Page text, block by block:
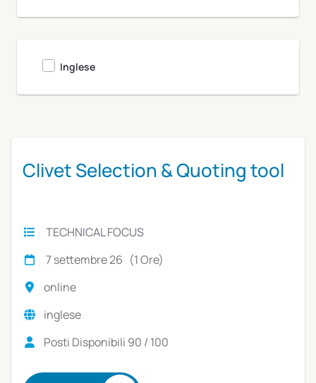
Inglese
Clivet Selection & Quoting tool
TECHNICAL FOCUS
7 settembre 26 (1 Ore)
online
inglese
Posti Disponibili 90 / 100